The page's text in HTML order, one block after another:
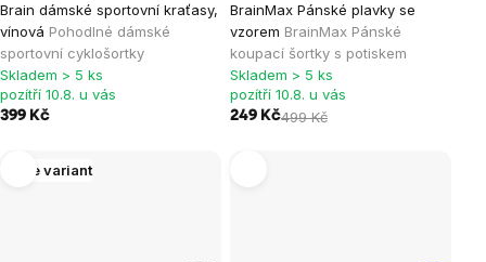
Brain dámské sportovní kraťasy,
vínová Pohodlné dámské
sportovní cyklošortky
hodnocení
produktu
je
0,0
z
hvězdiček.
Skladem > 5 ks
pozítří 10.8. u vás
399 Kč
BrainMax Pánské plavky se
vzorem BrainMax Pánské
koupací šortky s potiskem
Skladem > 5 ks
pozítří 10.8. u vás
249 Kč499 Kč
Více variant